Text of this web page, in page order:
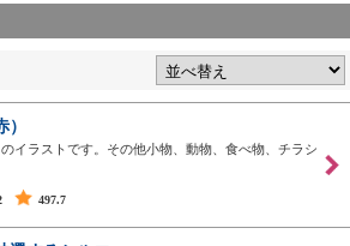
イラストです。その他小物、動物、食べ物、チラシ
497.7